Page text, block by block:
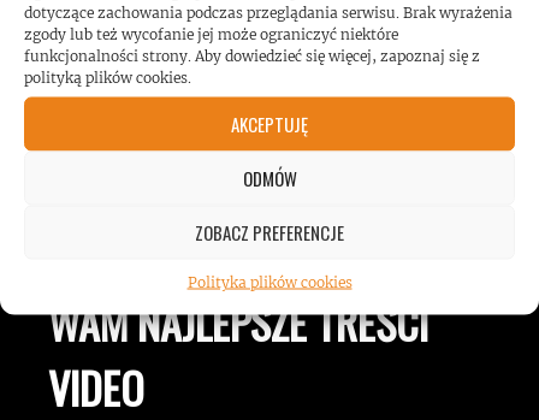
dotyczące zachowania podczas przeglądania serwisu. Brak wyrażenia
zgody lub też wycofanie jej może ograniczyć niektóre
funkcjonalności strony. Aby dowiedzieć się więcej, zapoznaj się z
polityką plików cookies.
AKCEPTUJĘ
ODMÓW
ZOBACZ PREFERENCJE
Polityka plików cookies
JESTEŚMY BLISKO
ZESPOŁÓW, KONCERTÓW I
LUDZI ZWIĄZANYCH Z
MUZYKĄ, BY DOSTARCZAĆ
WAM NAJLEPSZE TREŚCI
VIDEO